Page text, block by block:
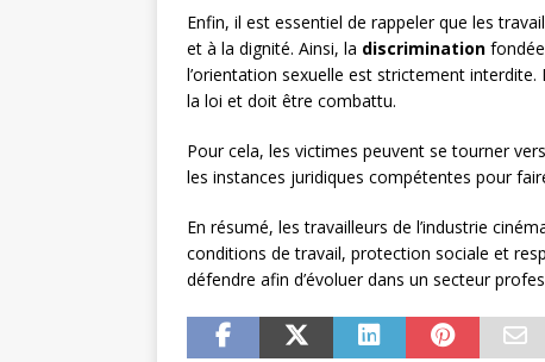
Enfin, il est essentiel de rappeler que les
et à la dignité. Ainsi, la discrimination
l’orientation sexuelle est strictement interdite.
la loi et doit être combattu.
Pour cela, les victimes peuvent se tourner
les instances juridiques compétentes pour
En résumé, les travailleurs de l’industrie
conditions de travail, protection sociale et
défendre afin d’évoluer dans un secteur